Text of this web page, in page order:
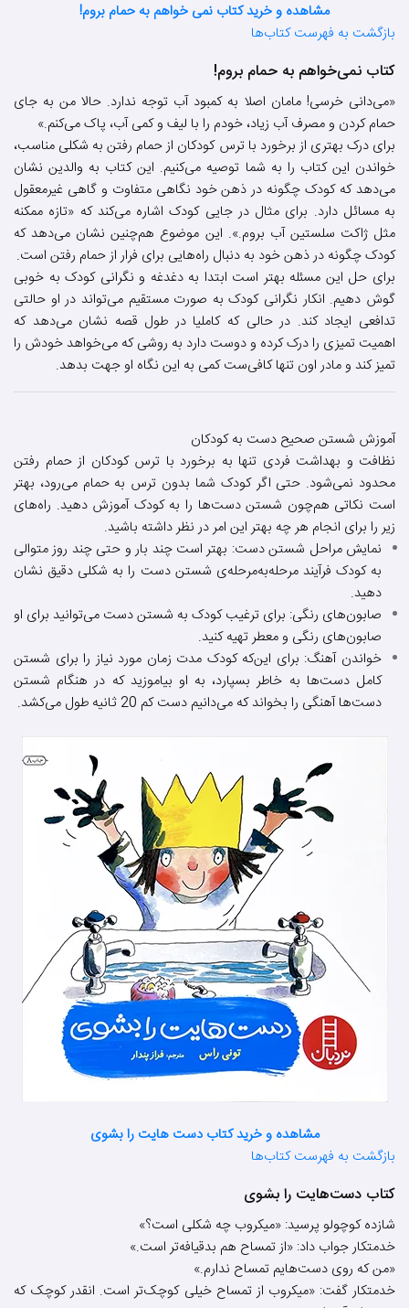
مشاهده و خرید کتاب نمی خواهم به حمام بروم!
بازگشت به فهرست کتاب‌ها
کتاب نمی‌خواهم به حمام بروم!
«می‌دانی خرسی! مامان اصلا به کمبود آب توجه ندارد. حالا من به جای
حمام کردن و مصرف آب زیاد، خودم را با لیف و کمی آب، پاک می‌کنم.»
برای درک بهتری از برخورد با ترس کودکان از حمام رفتن به شکلی مناسب،
خواندن این کتاب را به شما توصیه می‌کنیم. این کتاب به والدین نشان
می‌دهد که کودک چگونه در ذهن خود نگاهی متفاوت و گاهی غیرمعقول
به مسائل دارد. برای مثال در جایی کودک اشاره می‌کند که «تازه ممکنه
مثل ژاکت سلستین آب بروم.». این موضوع هم‌چنین نشان می‌دهد که
کودک چگونه در ذهن خود به دنبال راه‌هایی برای فرار از حمام رفتن است.
برای حل این مسئله بهتر است ابتدا به دغدغه و نگرانی کودک به خوبی
گوش دهیم. انکار نگرانی کودک به صورت مستقیم می‌تواند در او حالتی
تدافعی ایجاد کند. در حالی که کاملیا در طول قصه نشان می‌دهد که
اهمیت تمیزی را درک کرده و دوست دارد به روشی که می‌خواهد خودش را
تمیز کند و مادر اون تنها کافی‌ست کمی به این نگاه او جهت بدهد.
آموزش شستن صحیح دست به کودکان
نظافت و بهداشت فردی تنها به برخورد با ترس کودکان از حمام رفتن
محدود نمی‌شود. حتی اگر کودک شما بدون ترس به حمام می‌رود، بهتر
است نکاتی هم‌چون شستن دست‌ها را به کودک آموزش دهید. راه‌های
زیر را برای انجام هر چه بهتر این امر در نظر داشته باشید.
نمایش مراحل شستن دست: بهتر است چند بار و حتی چند روز متوالی
به کودک فرآیند مرحله‌به‌مرحله‌ی شستن دست را به شکلی دقیق نشان
دهید.
صابون‌های رنگی: برای ترغیب کودک به شستن دست می‌توانید برای او
صابون‌های رنگی و معطر تهیه کنید.
خواندن آهنگ: برای این‌که کودک مدت زمان مورد نیاز را برای شستن
کامل دست‌ها به خاطر بسپارد، به او بیاموزید که در هنگام شستن
دست‌ها آهنگی را بخواند که می‌دانیم دست کم 20 ثانیه طول می‌کشد.
مشاهده و خرید کتاب دست هایت را بشوی
بازگشت به فهرست کتاب‌ها
کتاب دست‌هایت را بشوی
شازده کوچولو پرسید: «میکروب چه شکلی است؟»
خدمتکار جواب داد: «از تمساح هم بدقیافه‌تر است.»
«من که روی دست‌هایم تمساح ندارم.»
خدمتکار گفت: «میکروب از تمساح خیلی کوچک‌تر است. انقدر کوچک که